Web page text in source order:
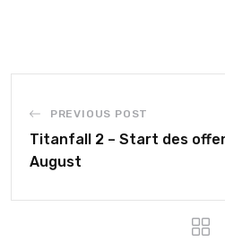
PREVIOUS POST
Titanfall 2 – Start des
August